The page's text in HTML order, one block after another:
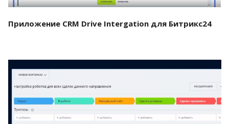
Приложение CRM Drive Intergation для Битрикс24